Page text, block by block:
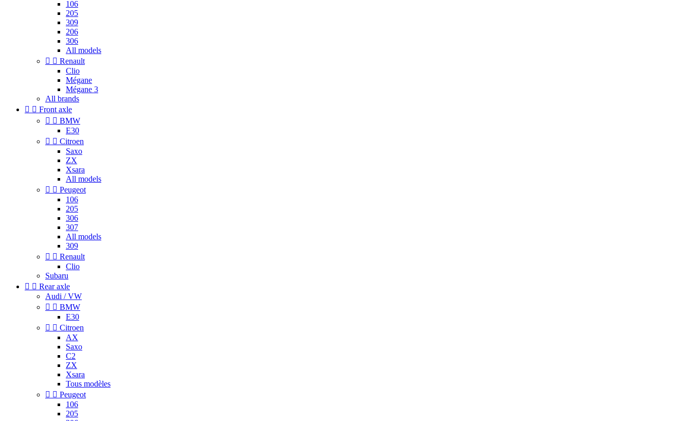
106
205
309
206
306
All models
  Renault
Clio
Mégane
Mégane 3
All brands
  Front axle
  BMW
E30
  Citroen
Saxo
ZX
Xsara
All models
  Peugeot
106
205
306
307
All models
309
  Renault
Clio
Subaru
  Rear axle
Audi / VW
  BMW
E30
  Citroen
AX
Saxo
C2
ZX
Xsara
Tous modèles
  Peugeot
106
205